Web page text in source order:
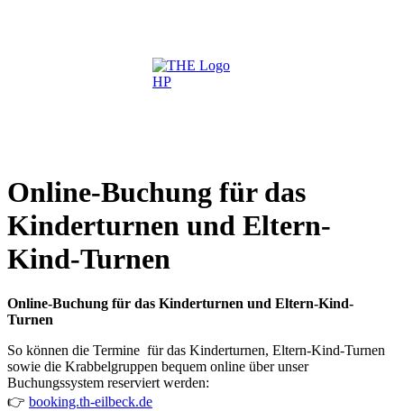
Online-Buchung für das
Kinderturnen und Eltern-
Kind-Turnen
Online-Buchung für das Kinderturnen und Eltern-Kind-
Turnen
So können die Termine für das Kinderturnen, Eltern-Kind-Turnen
sowie die Krabbelgruppen bequem online über unser
Buchungssystem reserviert werden:
👉 booking.th-eilbeck.de